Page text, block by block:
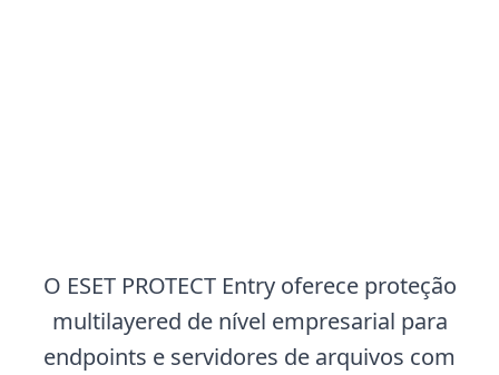
O ESET PROTECT Entry oferece proteção
multilayered de nível empresarial para
endpoints e servidores de arquivos com